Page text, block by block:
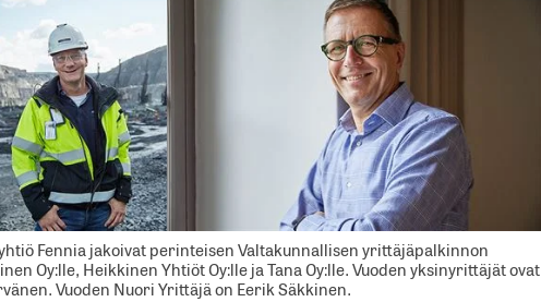
Fennia jakoivat perinteisen Valtakunnallisen yrittäjäpalkinnon
Oy:lle, Heikkinen Yhtiöt Oy:lle ja Tana Oy:lle. Vuoden yksinyrittäjät ovat
Vuoden Nuori Yrittäjä on Eerik Säkkinen.